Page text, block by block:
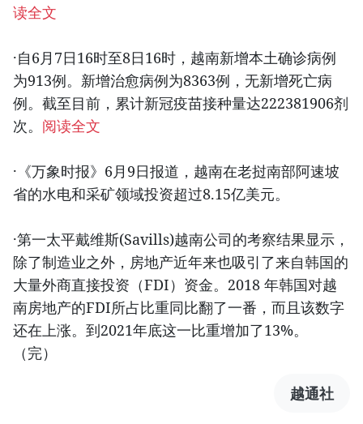
读全文
·自6月7日16时至8日16时，越南新增本土确诊病例
为913例。新增治愈病例为8363例，无新增死亡病
例。截至目前，累计新冠疫苗接种量达222381906剂
次。 阅读全文
·《万象时报》6月9日报道，越南在老挝南部阿速坡
省的水电和采矿领域投资超过8.15亿美元。
·第一太平戴维斯(Savills)越南公司的考察结果显示，
除了制造业之外，房地产近年来也吸引了来自韩国的
大量外商直接投资（FDI）资金。2018 年韩国对越
南房地产的FDI所占比重同比翻了一番，而且该数字
还在上涨。到2021年底这一比重增加了13%。
（完）
越通社